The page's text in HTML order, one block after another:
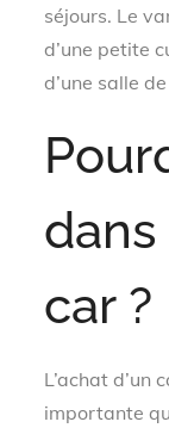
séjours. Le
d’une petite
d’une salle
car ?
L’achat d’un
importante